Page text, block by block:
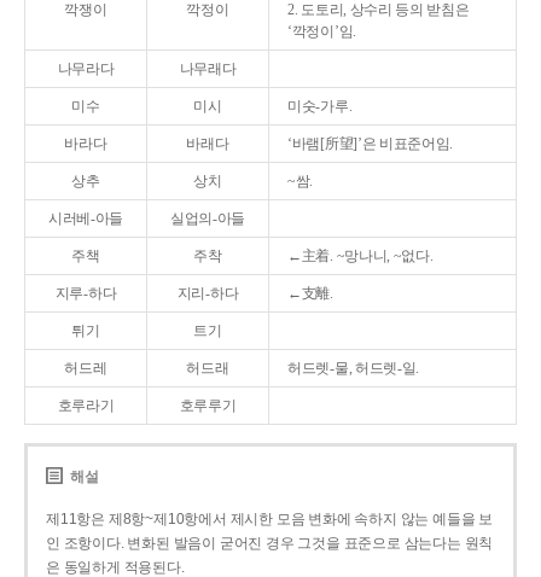
깍쟁이 깍정이
2. 도토리, 상수리 등의 받침은
‘깍정이’임.
나무라다 나무래다
미수 미시 미숫-가루.
바라다 바래다 ‘바램[所望]’은 비표준어임.
상추 상치 ~쌈.
시러베-아들 실업의-아들
주책 주착 ←主着. ~망나니, ~없다.
지루-하다 지리-하다 ←支離.
튀기 트기
허드레 허드래 허드렛-물, 허드렛-일.
호루라기 호루루기
해설
제11항은 제8항~제10항에서 제시한 모음 변화에 속하지 않는 예들을 보
인 조항이다. 변화된 발음이 굳어진 경우 그것을 표준으로 삼는다는 원칙
은 동일하게 적용된다.